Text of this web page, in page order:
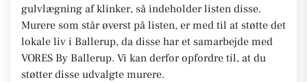
gulvlægning af klinker, så indeholder listen disse.
Murere som står øverst på listen, er med til at støtte det
lokale liv i Ballerup, da disse har et samarbejde med
VORES By Ballerup. Vi kan derfor opfordre til, at du
støtter disse udvalgte murere.